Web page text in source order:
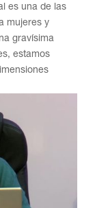
es una de las
mujeres y
gravísima
estamos